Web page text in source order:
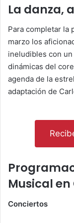
La danza,
Para completar la
marzo los
ineludibles con
dinámicas del
agenda de la
adaptación de
Musical
Conciertos